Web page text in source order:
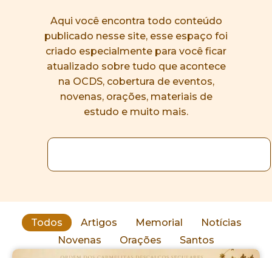
Aqui você encontra todo conteúdo
publicado nesse site, esse espaço foi
criado especialmente para você ficar
atualizado sobre tudo que acontece
na OCDS, cobertura de eventos,
novenas, orações, materiais de
estudo e muito mais.
Artigos Memorial
Notícias
Novenas
Orações Santos
Todos